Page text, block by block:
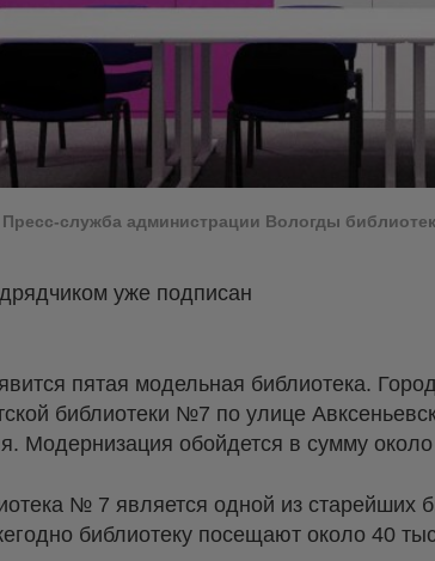
служба администрации Вологды
уже подписан
пятая модельная библиотека.
библиотеки №7 по улице
Модернизация обойдется в сумму
№ 7 является одной из старейших
библиотеку посещают около 40